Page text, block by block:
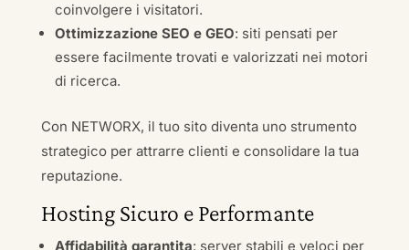
coinvolgere i visitatori.
Ottimizzazione SEO e GEO: siti pensati per
essere facilmente trovati e valorizzati nei motori
di ricerca.
Con NETWORX, il tuo sito diventa uno strumento
strategico per attrarre clienti e consolidare la tua
reputazione.
Hosting Sicuro e Performante
Affidabilità garantita: server stabili e veloci per